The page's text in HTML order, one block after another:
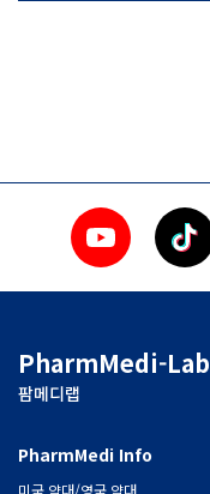
PharmMedi-Lab
팜메디랩
PharmMedi Info
미국 약대/영국 약대